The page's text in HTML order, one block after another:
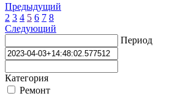
Предыдущий
2 3 4 5 6 7 8
Следующий
Период
Категория
Ремонт